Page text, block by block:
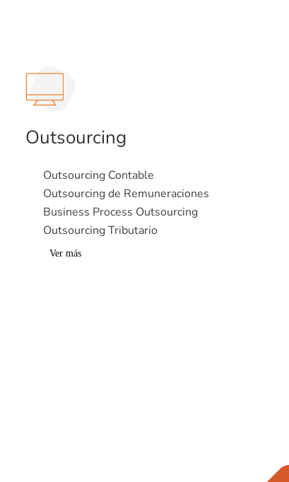
Outsourcing
Outsourcing Contable
Outsourcing de Remuneraciones
Business Process Outsourcing
Outsourcing Tributario
Ver más